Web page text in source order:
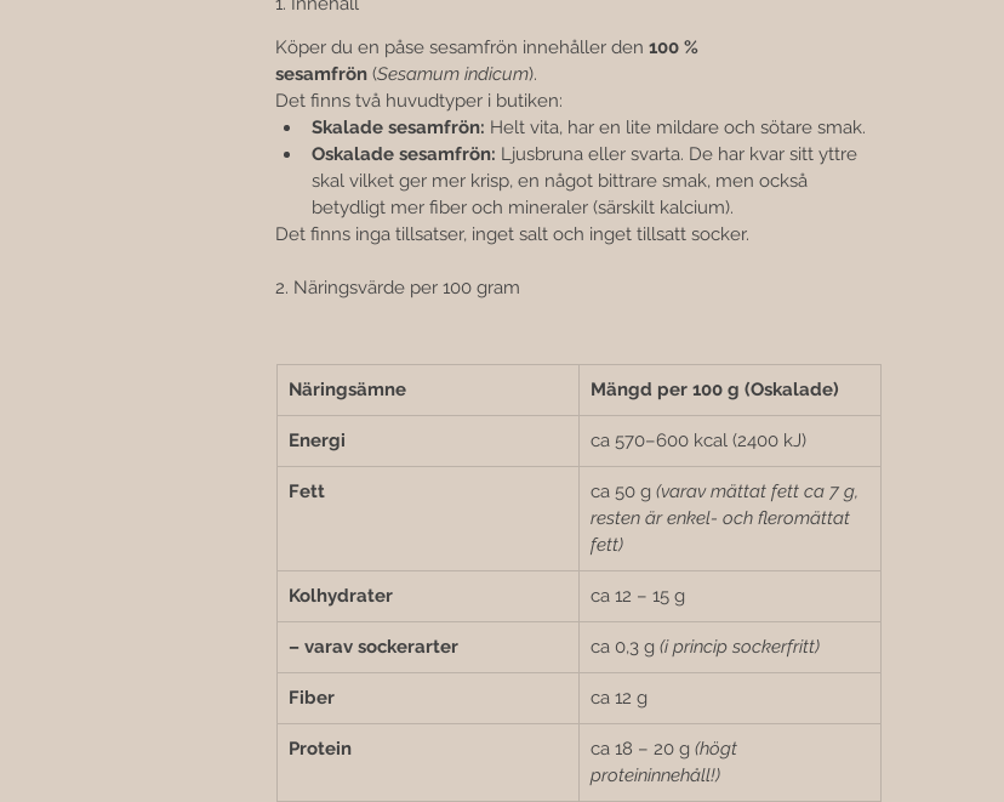
Köper du en påse sesamfrön innehåller den 100 %
sesamfrön (Sesamum indicum).
Det finns två huvudtyper i butiken:
Skalade sesamfrön: Helt vita, har en lite mildare och sötare smak.
Oskalade sesamfrön: Ljusbruna eller svarta. De har kvar sitt yttre
skal vilket ger mer krisp, en något bittrare smak, men också
betydligt mer fiber och mineraler (särskilt kalcium).
Det finns inga tillsatser, inget salt och inget tillsatt socker.
2. Näringsvärde per 100 gram
Näringsämne Mängd per 100 g (Oskalade)
Energi ca 570–600 kcal (2400 kJ)
Fett ca 50 g (varav mättat fett ca 7 g,
resten är enkel- och fleromättat
fett)
Kolhydrater ca 12 – 15 g
– varav sockerarter ca 0,3 g (i princip sockerfritt)
Fiber ca 12 g
Protein ca 18 – 20 g (högt
proteininnehåll!)